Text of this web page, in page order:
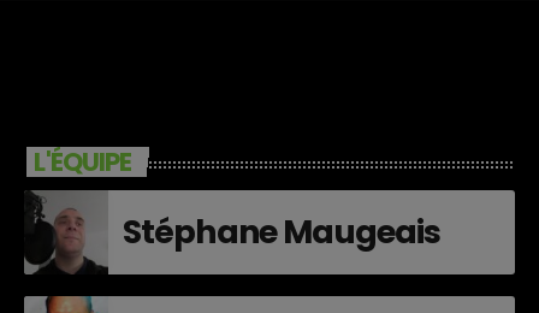
L'ÉQUIPE
Stéphane Maugeais